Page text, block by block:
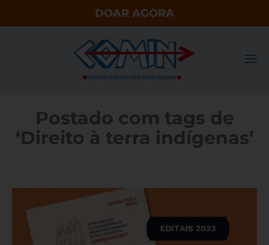
DOAR AGORA
Postado com tags de
‘Direito à terra indígenas’